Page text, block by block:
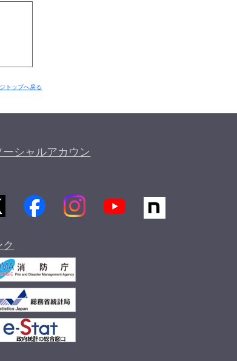
トップへ戻る
ーシャルアカウン